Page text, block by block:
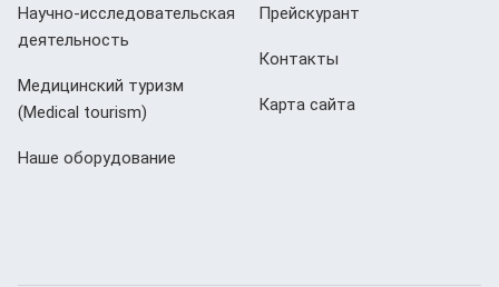
Научно-исследовательская
деятельность
Медицинский туризм
(Мedical tourism)
Наше оборудование
Прейскурант
Контакты
Карта сайта